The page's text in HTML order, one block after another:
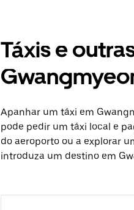
Táxis e
Apanhar um táxi em
pode pedir um táxi local e
do aeroporto ou a explorar
introduza um destino em